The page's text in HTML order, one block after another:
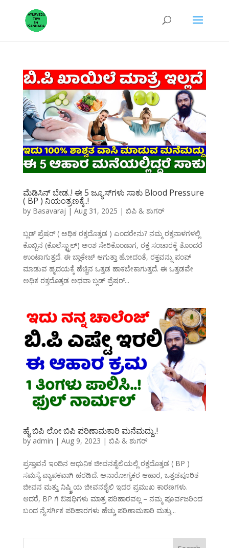
ಮೆಡಿಸಿನ್ ಬೇಡ..! ಈ 5 ಜ್ಯೂಸ್‌ಗಳು ಸಾಕು Blood Pressure
( BP ) ನಿಯಂತ್ರಣಕ್ಕೆ..!
by Basavaraj | Aug 31, 2025 | ಬಿಪಿ & ಶುಗರ್
ಬ್ಲಡ್ ಪ್ರೆಷರ್ ( ಅಧಿಕ ರಕ್ತದೊತ್ತಡ ) ಎಂದರೇನು? ನಮ್ಮ ರಕ್ತನಾಳಗಳಲ್ಲಿ
ಕೊಬ್ಬಿನ (ಕೊಲೆಸ್ಟ್ರಾಲ್) ಅಂಶ ಸೇರಿಕೊಂಡಾಗ, ರಕ್ತ ಸಂಚಾರಕ್ಕೆ ತೊಂದರೆ
ಉಂಟಾಗುತ್ತದೆ. ಈ ಬ್ಲಾಕೇಜ್ ಆಗುತ್ತಾ ಹೋದಂತೆ, ರಕ್ತವನ್ನು ಪಂಪ್
ಮಾಡುವ ಹೃದಯಕ್ಕೆ ಹೆಚ್ಚಿನ ಒತ್ತಡ ಹಾಕಬೇಕಾಗುತ್ತದೆ. ಈ ಒತ್ತಡವೇ
ಅಧಿಕ ರಕ್ತದೊತ್ತಡ ಅಥವಾ ಬ್ಲಡ್ ಪ್ರೆಷರ್...
ಹೈ ಬಿಪಿ ಲೋ ಬಿಪಿ ಪರಿಣಾಮಕಾರಿ ಮನೆಮದ್ದು..!
by admin | Aug 9, 2023 | ಬಿಪಿ & ಶುಗರ್
ಪ್ರಸ್ತಾವನೆ ಇಂದಿನ ಆಧುನಿಕ ಜೀವನಶೈಲಿಯಲ್ಲಿ ರಕ್ತದೊತ್ತಡ ( BP )
ಸಮಸ್ಯೆ ವ್ಯಾಪಕವಾಗಿ ಹರಡಿದೆ. ಅನಾರೋಗ್ಯಕರ ಆಹಾರ, ಒತ್ತಡಪೂರಿತ
ಜೀವನ ಮತ್ತು ನಿಷ್ಕ್ರಿಯ ಜೀವನಶೈಲಿ ಇದರ ಪ್ರಮುಖ ಕಾರಣಗಳು.
ಆದರೆ, BP ಗೆ ಔಷಧಿಗಳು ಮಾತ್ರ ಪರಿಹಾರವಲ್ಲ – ನಮ್ಮ ಪೂರ್ವಜರಿಂದ
ಬಂದ ನೈಸರ್ಗಿಕ ಪರಿಹಾರಗಳು ಹೆಚ್ಚು ಪರಿಣಾಮಕಾರಿ ಮತ್ತು...